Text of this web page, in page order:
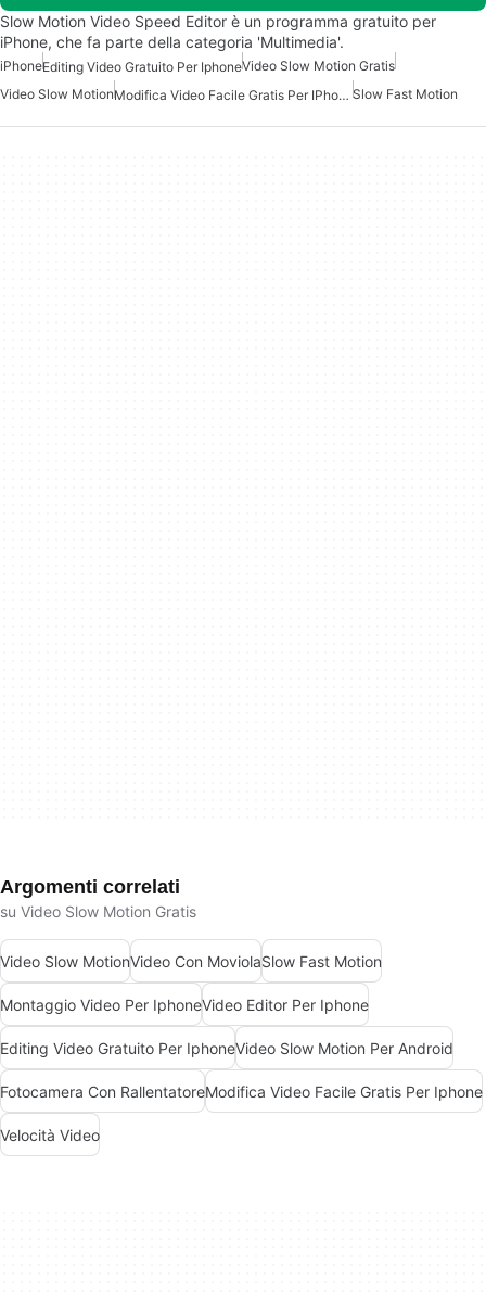
Slow Motion Video Speed Editor è un programma gratuito per
iPhone, che fa parte della categoria 'Multimedia'.
iPhoneEditing Video Gratuito Per IphoneVideo Slow Motion Gratis
Video Slow Motion
Modifica Video Facile Gratis Per IPhone Slow Fast Motion
Argomenti correlati
su Video Slow Motion Gratis
Video Slow MotionVideo Con MoviolaSlow Fast Motion
Montaggio Video Per IphoneVideo Editor Per Iphone
Editing Video Gratuito Per IphoneVideo Slow Motion Per Android
Fotocamera Con RallentatoreModifica Video Facile Gratis Per Iphone
Velocità Video